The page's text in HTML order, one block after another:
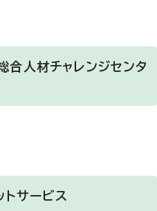
合人材チャレンジセンタ
トサービス